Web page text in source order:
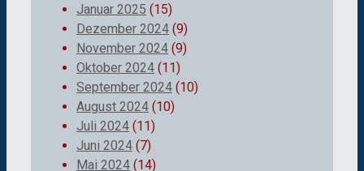
Januar 2025 (15)
Dezember 2024 (9)
November 2024 (9)
Oktober 2024 (11)
September 2024 (10)
August 2024 (10)
Juli 2024 (11)
Juni 2024 (7)
Mai 2024 (14)